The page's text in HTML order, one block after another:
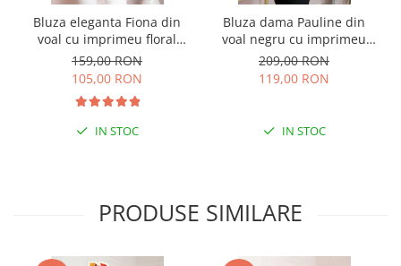
Bluza eleganta Fiona din
voal cu imprimeu floral
verde
159,00 RON
105,00 RON
IN STOC
Bluza dama Pauline din
voal negru cu imprimeu
floral auriu
209,00 RON
119,00 RON
IN STOC
PRODUSE SIMILARE